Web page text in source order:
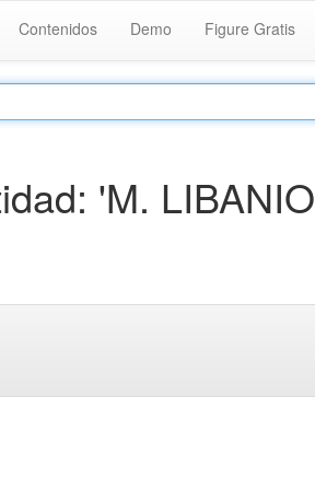
Contenidos Demo Figure Gratis
'M. LIBANIO